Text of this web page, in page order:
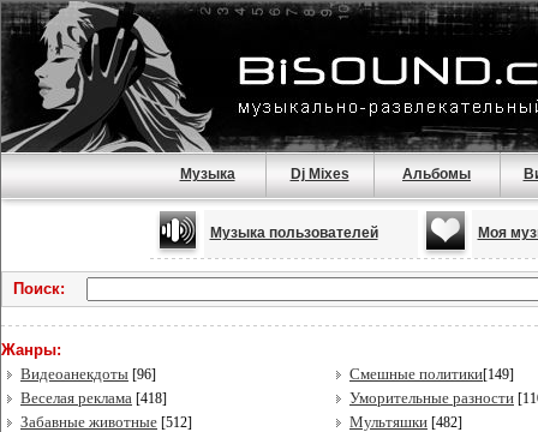
Музыка Dj Mixes Альбомы
Музыка пользователей Моя
Поиск:
Жанры:
Видеоанекдоты [96] Смешные политики[149]
Веселая реклама [418] Уморительные разности
Забавные животные [512] Мультяшки [482]